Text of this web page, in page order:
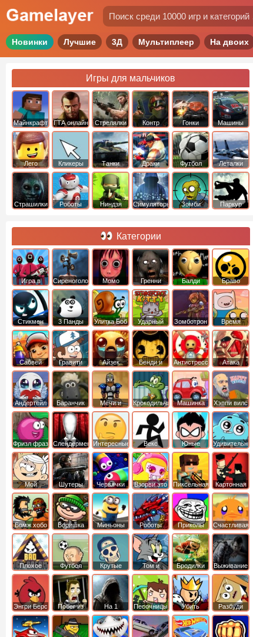
Новинки Лучшие 3Д Мультиплеер На двоих
Игры для мальчиков
Майнкрафт ГТА онлайн Стрелялки
Контр
Страйк
Гонки Машины
Лего Кликеры Танки Драки Футбол Леталки
Страшилки Роботы Ниндзя Симуляторы Зомби Паркур
Категории
Игра в
Кальмара
Сиреноголовый Момо Гренни Балди
Браво
Старс
Стикмен 3 Панды Улитка Боб
Ударный
отряд котят
Зомботрон
Время
Приключений
Сабвей
Серф
Гравити
Фолз
Айзек
Бенди и
Чернильная
машина
Антистресс
Атака
Титанов
Андертейл
Баранчик
Шон
Мечи и
Сандали
Крокодильчик
Свомпи
Машинка
Вилли
Хэппи вилс
Фризл фраз Слендермен Интересные Векс
Юные
титаны
вперед
Удивительный
мир
Гамбола
Мой
шумный
дом
Шутеры Червячки Взорви это
Пиксельная
война
Картонная
башка
Бомж хобо
Воришка
боб
Миньоны
Роботы
динозавры
Приколы
Счастливая
обезьянка
Плохое
мороженое
Футбол
головами
Крутые
Том и
джерри
Бродилки
Приключения
Выживание
Энгри Берс
Побег из
тюрьмы
На 1 Песочницы
Убить
короля
Разбуди
коробку